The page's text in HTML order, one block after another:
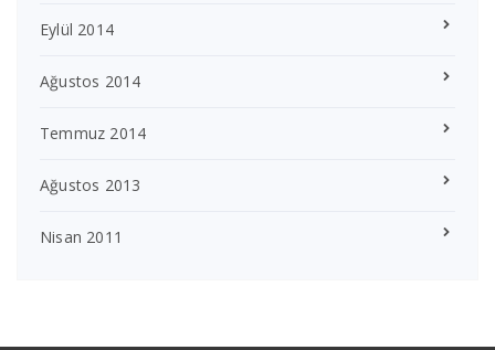
Eylül 2014
Ağustos 2014
Temmuz 2014
Ağustos 2013
Nisan 2011